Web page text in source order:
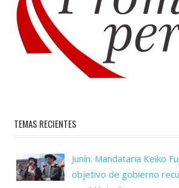
TEMAS RECIENTES
Junín: Mandataria Keiko
objetivo de gobierno